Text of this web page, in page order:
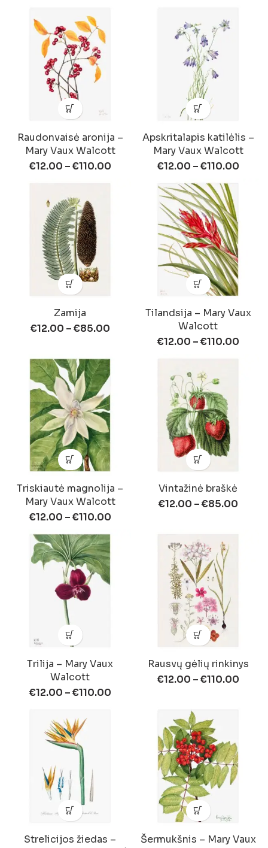
Raudonvaisė aronija –
Mary Vaux Walcott
€12.00 –€110.00
Apskritalapis katilėlis –
Mary Vaux Walcott
€12.00 –€110.00
Zamija
€12.00 –€85.00
Tilandsija – Mary Vaux
Walcott
€12.00 –€110.00
Triskiautė magnolija –
Mary Vaux Walcott
€12.00 –€110.00
Vintažinė braškė
€12.00 –€85.00
Trilija – Mary Vaux
Walcott
€12.00 –€110.00
Rausvų gėlių rinkinys
€12.00 –€110.00
Strelicijos žiedas –
Šermukšnis – Mary Vaux